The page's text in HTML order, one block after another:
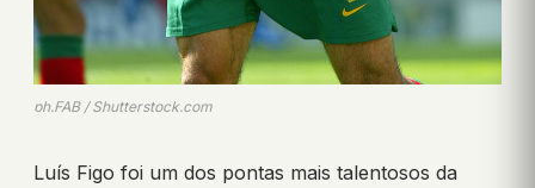
ph.FAB / Shutterstock.com
Luís Figo foi um dos pontas mais talentosos da